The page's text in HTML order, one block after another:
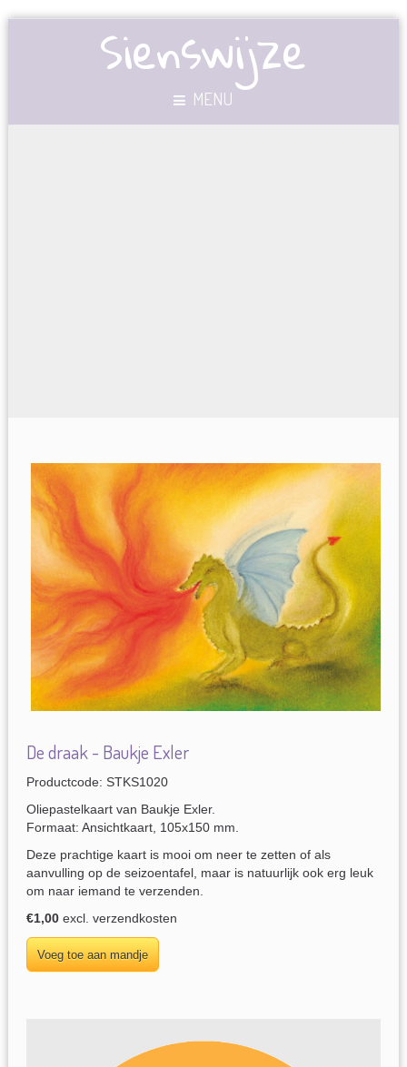
Sienswijze
MENU
De draak - Baukje Exler
Productcode: STKS1020
Oliepastelkaart van Baukje Exler.
Formaat: Ansichtkaart, 105x150 mm.
Deze prachtige kaart is mooi om neer te zetten of als
aanvulling op de seizoentafel, maar is natuurlijk ook erg leuk
om naar iemand te verzenden.
€1,00excl. verzendkosten